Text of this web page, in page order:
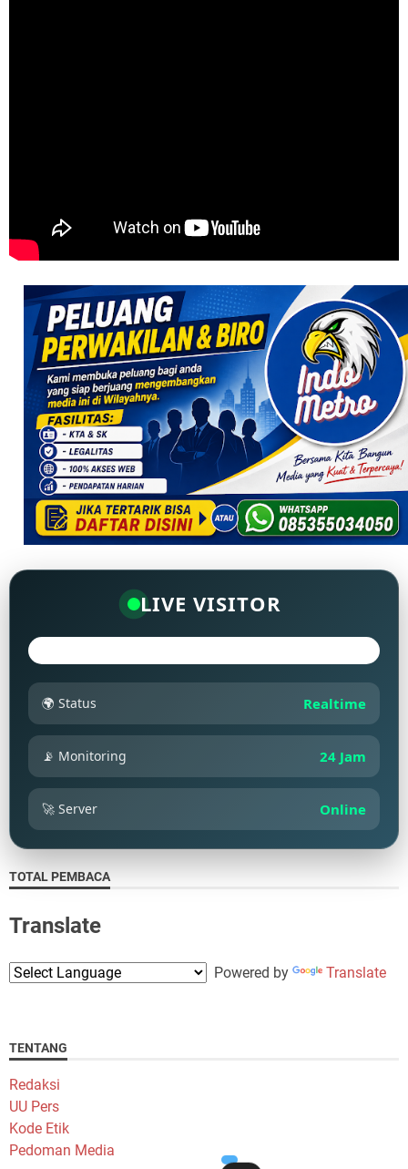
LIVE VISITOR
🌍 Status Realtime
📡 Monitoring 24 Jam
🚀 Server Online
TOTAL PEMBACA
Translate
Powered by Translate
TENTANG
Redaksi
UU Pers
Kode Etik
Pedoman Media